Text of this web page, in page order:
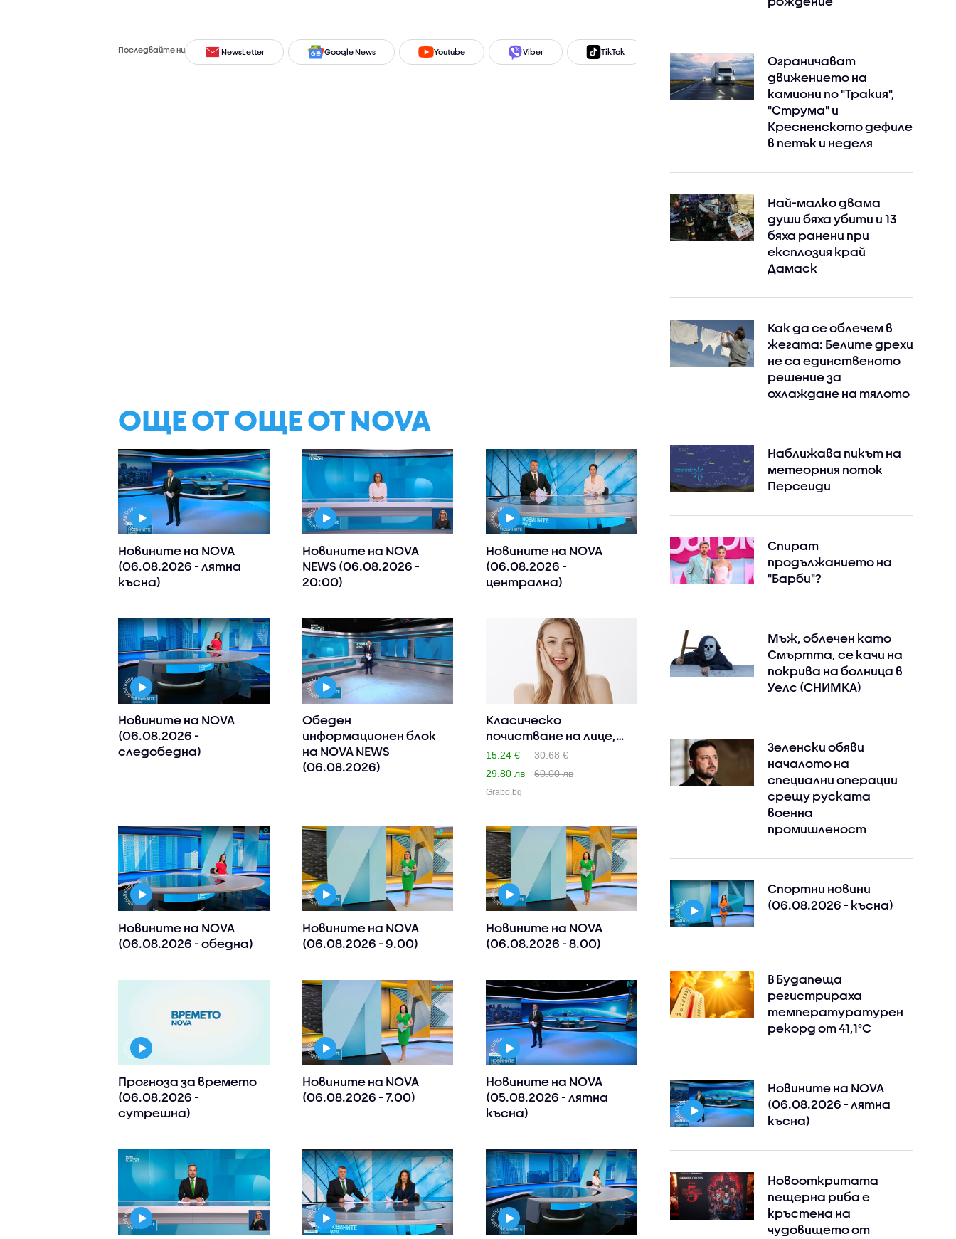
Последвайте ни NewsLetter Google News Youtube Viber TikTok Instagram
ОЩЕ ОТ ОЩЕ ОТ NOVA
Новините на NOVA
(06.08.2026 - лятна
късна)
Новините на NOVA
NEWS (06.08.2026 -
20:00)
Новините на NOVA
(06.08.2026 -
централна)
Новините на NOVA
(06.08.2026 -
следобедна)
Обеден
информационен блок
на NOVA NEWS
(06.08.2026)
Класическо
почистване на лице,
плюс дарсонва..
15.24 €
30.68 €
29.80 лв
60.00 лв
Grabo.bg
Новините на NOVA
(06.08.2026 - обедна)
Новините на NOVA
(06.08.2026 - 9.00)
Новините на NOVA
(06.08.2026 - 8.00)
Прогноза за времето
(06.08.2026 -
сутрешна)
Новините на NOVA
(06.08.2026 - 7.00)
Новините на NOVA
(05.08.2026 - лятна
късна)
Ограничават
движението на
камиони по "Тракия",
"Струма" и
Кресненското дефиле
в петък и неделя
Най-малко двама
души бяха убити и 13
бяха ранени при
експлозия край
Дамаск
Как да се облечем в
жегата: Белите дрехи
не са единственото
решение за
охлаждане на тялото
Наближава пикът на
метеорния поток
Персеиди
Спират
продължанието на
"Барби"?
Мъж, облечен като
Смъртта, се качи на
покрива на болница в
Уелс (СНИМКА)
Зеленски обяви
началото на
специални операции
срещу руската
военна
промишленост
Спортни новини
(06.08.2026 - късна)
В Будапеща
регистрираха
температуратурен
рекорд от 41,1°C
Новините на NOVA
(06.08.2026 - лятна
късна)
Новооткритата
пещерна риба е
кръстена на
чудовището от